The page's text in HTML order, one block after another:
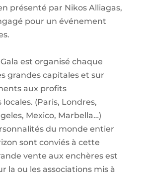
présenté par Nikos Alliagas,
pour un événement
est organisé chaque
grandes capitales et sur
aux profits
locales. (Paris, Londres,
Mexico, Marbella…)
du monde entier
sont conviés à cette
vente aux enchères est
la ou les associations mis à